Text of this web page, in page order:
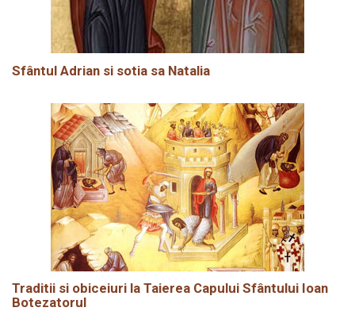
Sfântul Adrian si sotia sa Natalia
Traditii si obiceiuri la Taierea Capului Sfântului Ioan
Botezatorul